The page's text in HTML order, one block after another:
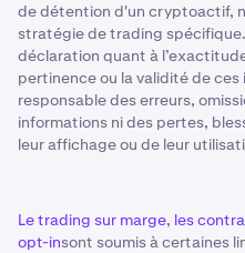
de détention d'un cryptoactif,
stratégie de trading
déclaration quant à
pertinence ou la validité de
responsable des erreurs,
informations ni des pertes,
leur affichage ou de leur
Le trading sur marge, les
opt-insont soumis à certaines